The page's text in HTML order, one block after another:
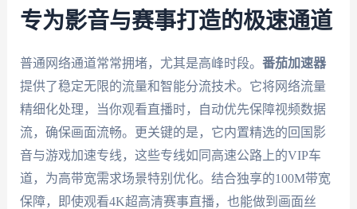
专为影音与赛事打造的极速通道
普通网络通道常常拥堵，尤其是高峰时段。 番茄加速器
提供了稳定无限的流量和智能分流技术。它将网络流量
精细化处理，当你观看直播时，自动优先保障视频数据
流，确保画面流畅。更关键的是，它内置精选的回国影
音与游戏加速专线，这些专线如同高速公路上的VIP车
道，为高带宽需求场景特别优化。结合独享的100M带宽
保障，即使观看4K超高清赛事直播，也能做到画面丝